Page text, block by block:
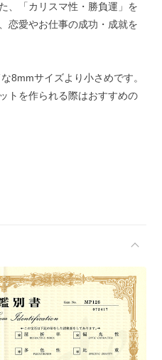
、「カリスマ性・勝負運」を
恋愛やお仕事の成功・成就を
8mmサイズより小さめです。
トを作られる際はおすすめの